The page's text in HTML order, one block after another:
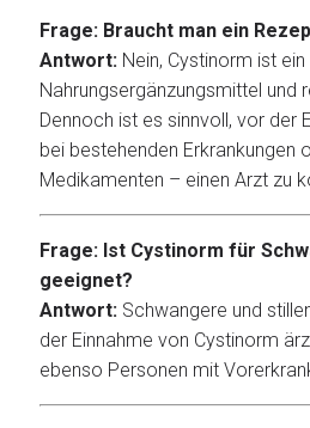
Frage: Braucht man ein
Antwort: Nein, Cystinorm ist ein
Nahrungsergänzungsmittel und
Dennoch ist es sinnvoll, vor der
bei bestehenden Erkrankungen
Medikamenten – einen Arzt zu
Frage: Ist Cystinorm für
geeignet?
Antwort: Schwangere und
der Einnahme von Cystinorm
ebenso Personen mit